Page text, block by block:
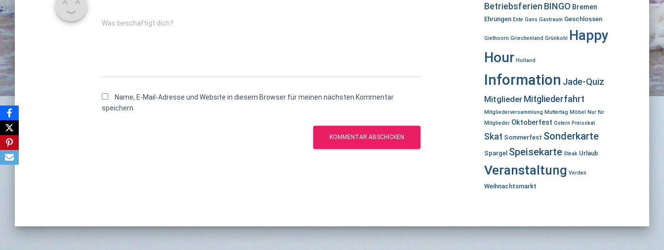
Was beschäftigt dich?
Name, E-Mail-Adresse und Website in diesem Browser für meinen nächsten Kommentar
speichern.
a
c
:
Betriebsferien BINGO Bremen
Ehrungen Ente Gans Gastraum Geschlossen
Giethoorn Griechenland Grünkohl Happy
Hour Holland
Information Jade-Quiz
Mitglieder Mitgliederfahrt
Mitgliederversammlung Muttertag Möbel Nur für
Mitglieder Oktoberfest Ostern Preisskat
Skat Sommerfest Sonderkarte
Spargel Speisekarte Steak Urlaub
Veranstaltung Verden
Weihnachtsmarkt